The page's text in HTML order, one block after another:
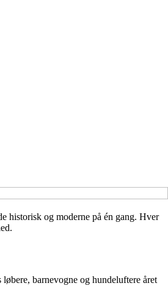
historisk og moderne på én gang. Hver
barnevogne og hundeluftere året